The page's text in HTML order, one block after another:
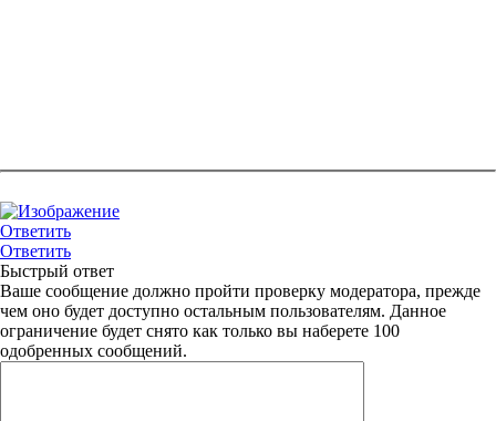
Ответить
Ответить
Быстрый ответ
Ваше сообщение должно пройти проверку модератора, прежде
чем оно будет доступно остальным пользователям. Данное
ограничение будет снято как только вы наберете 100
одобренных сообщений.